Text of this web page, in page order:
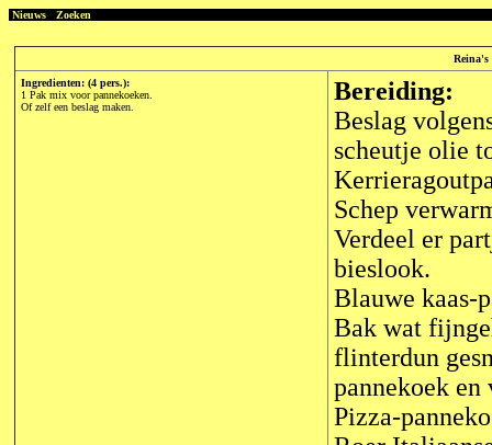
Nieuws Zoeken
Reina's
Ingredienten: (4 pers.):
1 Pak mix voor pannekoeken.
Of zelf een beslag maken.
Bereiding:
Beslag
scheutje olie
Schep
Verdeel er
bieslook.
Blauwe kaas-
Bak wat
flinterdun
pannekoek
Pizza-